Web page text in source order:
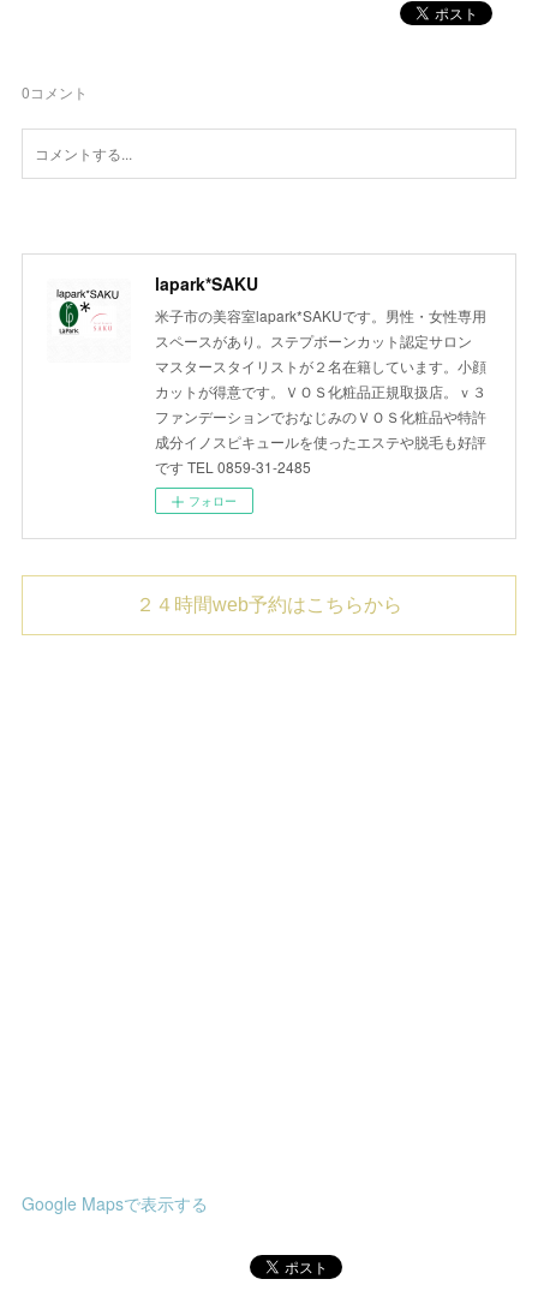
0コメント
lapark*SAKU
米子市の美容室lapark*SAKUです。男性・女性専用
スペースがあり。ステプボーンカット認定サロン
マスタースタイリストが２名在籍しています。小顔
カットが得意です。ＶＯＳ化粧品正規取扱店。ｖ３
ファンデーションでおなじみのＶＯＳ化粧品や特許
成分イノスピキュールを使ったエステや脱毛も好評
です TEL 0859-31-2485
フォロー
２４時間web予約はこちらから
Google Mapsで表示する